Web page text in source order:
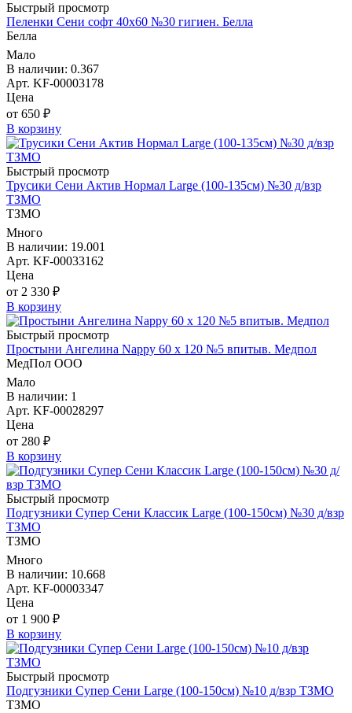
Быстрый просмотр
Пеленки Сени софт 40х60 №30 гигиен. Белла
Белла
Мало
В наличии: 0.367
Арт. KF-00003178
Цена
от 650 ₽
В корзину
Быстрый просмотр
Трусики Сени Актив Нормал Large (100-135см) №30 д/взр
ТЗМО
ТЗМО
Много
В наличии: 19.001
Арт. KF-00033162
Цена
от 2 330 ₽
В корзину
Быстрый просмотр
Простыни Ангелина Nappy 60 х 120 №5 впитыв. Медпол
МедПол ООО
Мало
В наличии: 1
Арт. KF-00028297
Цена
от 280 ₽
В корзину
Быстрый просмотр
Подгузники Супер Сени Классик Large (100-150см) №30 д/взр
ТЗМО
ТЗМО
Много
В наличии: 10.668
Арт. KF-00003347
Цена
от 1 900 ₽
В корзину
Быстрый просмотр
Подгузники Супер Сени Large (100-150см) №10 д/взр ТЗМО
ТЗМО